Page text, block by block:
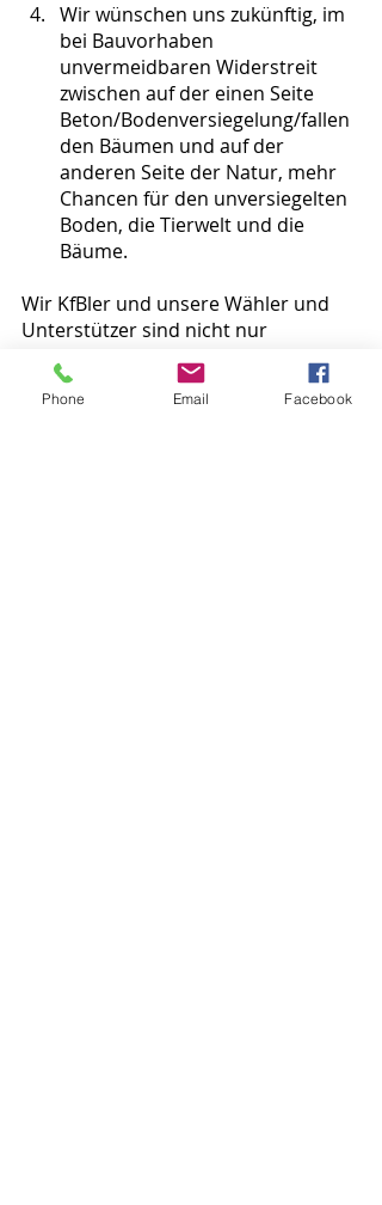
Wir wünschen uns zukünftig, im
bei Bauvorhaben
unvermeidbaren Widerstreit
zwischen auf der einen Seite
Beton/Bodenversiegelung/fallen
den Bäumen und auf der
anderen Seite der Natur, mehr
Chancen für den unversiegelten
Boden, die Tierwelt und die
Bäume.
Wir KfBler und unsere Wähler und
Unterstützer sind nicht nur
Naturliebhaber, sondern auch selbst
teilweise Wald-, Streuobst- und
Blühwiesenbesitzer, Jäger oder
Phone Email Facebook